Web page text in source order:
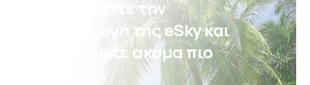
Κατεβάστε την
εφαρμογή της eSky και
ταξιδέψτε ακόμα πιο